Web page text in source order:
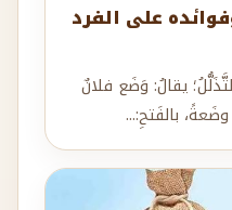
على الفرد
يقالُ: وَضَع فلانٌ
بالفَتحِ:...